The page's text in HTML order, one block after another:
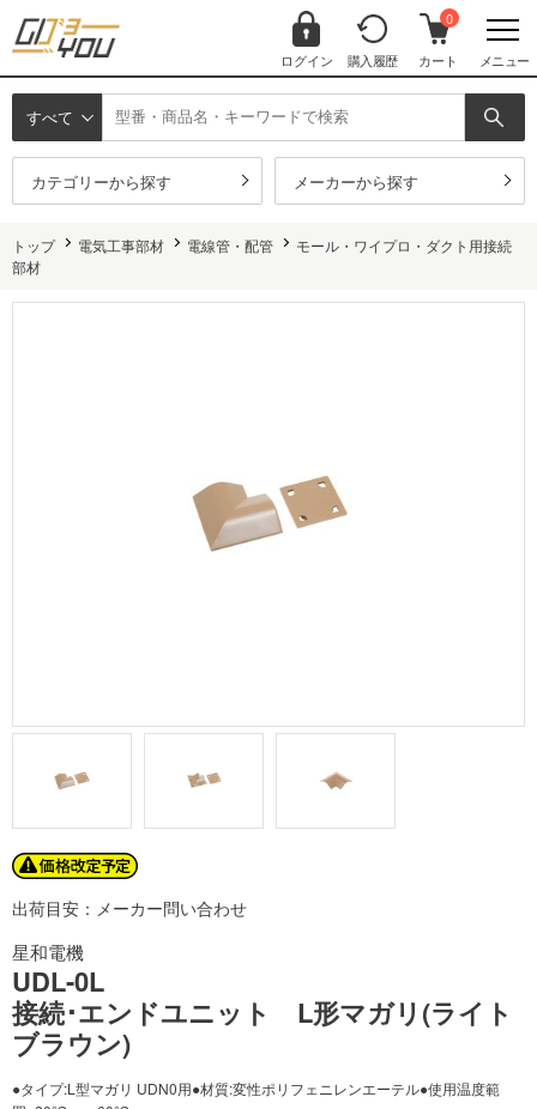
ログイン 購入履歴
0
カート メニュー
すべて
カテゴリーから探す メーカーから探す
トップ 電気工事部材 電線管・配管
モール・ワイプロ・ダクト用接続
部材
出荷目安：メーカー問い合わせ
星和電機
UDL-0L
接続･エンドユニット L形マガリ(ライト
ブラウン)
●タイプ:L型マガリ UDN0用●材質:変性ポリフェニレンエーテル●使用温度範